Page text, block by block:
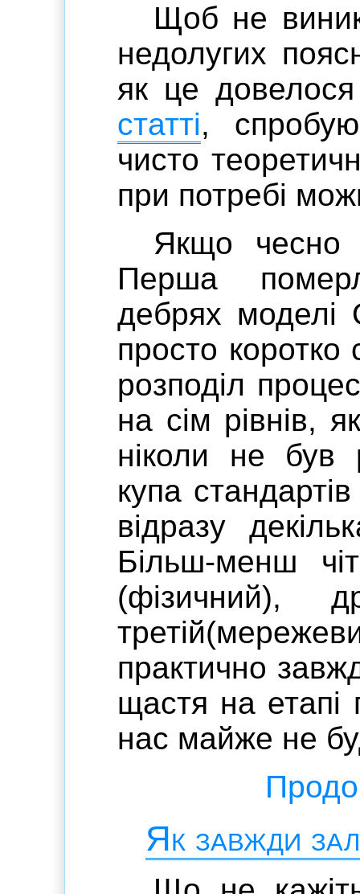
Щоб не
недолугих
як це
статті,
чисто
при потребі
Якщо
Перша
дебрях моделі
просто
розподіл
на сім рівнів,
ніколи не був
купа
відразу
Більш-менш
(фізичний),
практично
щастя на етапі
нас майже не
Як завжди